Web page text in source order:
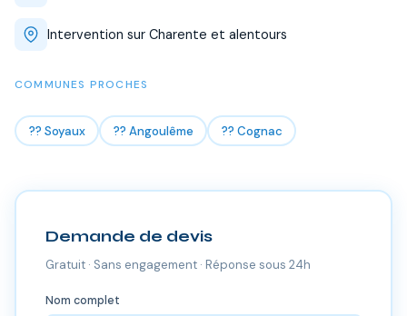
Intervention sur Charente et alentours
COMMUNES PROCHES
?? Soyaux ?? Angoulême ?? Cognac
Demande de devis
Gratuit · Sans engagement · Réponse sous 24h
Nom complet